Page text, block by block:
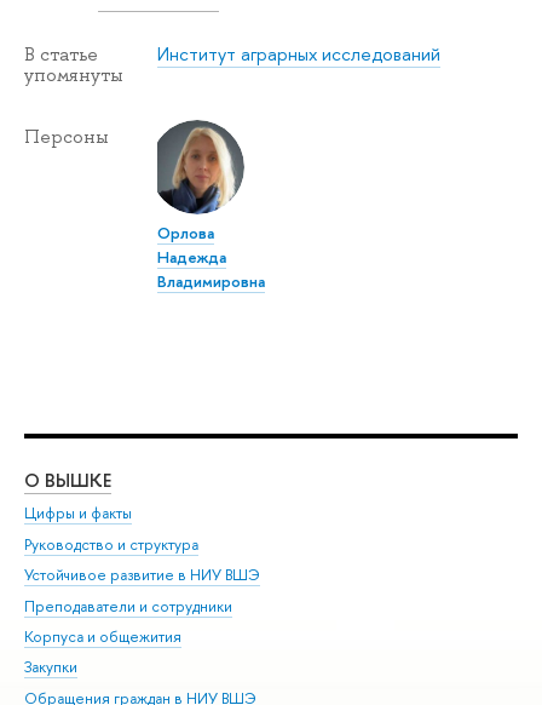
В статье
упомянуты
Институт аграрных исследований
Персоны
Орлова
Надежда
Владимировна
О ВЫШКЕ
Цифры и факты
Руководство и структура
Устойчивое развитие в НИУ ВШЭ
Преподаватели и сотрудники
Корпуса и общежития
Закупки
Обращения граждан в НИУ ВШЭ